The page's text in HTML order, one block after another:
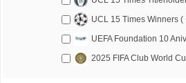
UCL 15 Times Winners (
UEFA Foundation 10
2025 FIFA Club World